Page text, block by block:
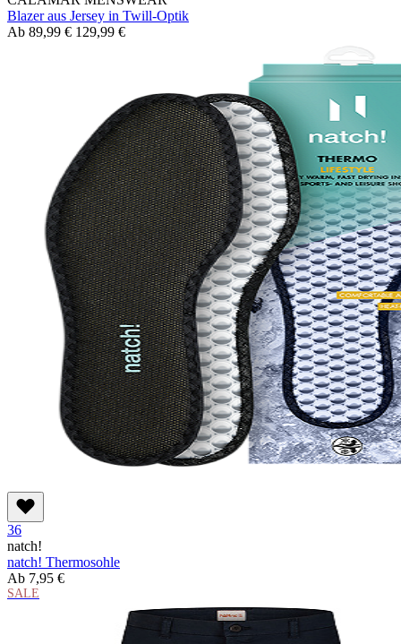
Blazer aus Jersey in Twill-Optik
Ab 89,99 € 129,99 €
36
natch!
natch! Thermosohle
Ab 7,95 €
SALE